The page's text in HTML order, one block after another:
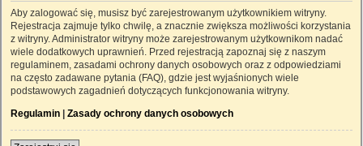
Aby zalogować się, musisz być zarejestrowanym użytkownikiem witryny.
Rejestracja zajmuje tylko chwilę, a znacznie zwiększa możliwości korzystania
z witryny. Administrator witryny może zarejestrowanym użytkownikom nadać
wiele dodatkowych uprawnień. Przed rejestracją zapoznaj się z naszym
regulaminem, zasadami ochrony danych osobowych oraz z odpowiedziami
na często zadawane pytania (FAQ), gdzie jest wyjaśnionych wiele
podstawowych zagadnień dotyczących funkcjonowania witryny.
Regulamin | Zasady ochrony danych osobowych